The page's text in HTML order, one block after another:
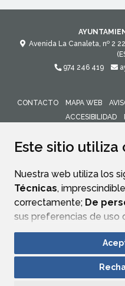
Este sitio utiliza
Nuestra web utiliza los
Técnicas,
correctamente; De
sus preferencias de uso
mejorar el
Si acepta pulsando el
consideramos que
Avenida La Canaleta, nº 2
974 246 419
CONTACTO MAPA WEB
ACCESIBILIDAD